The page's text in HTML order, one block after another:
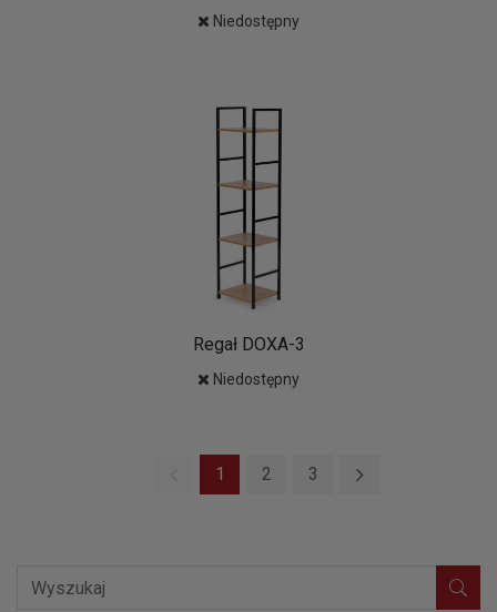
Niedostępny
Regał DOXA-3
Niedostępny
1 2 3